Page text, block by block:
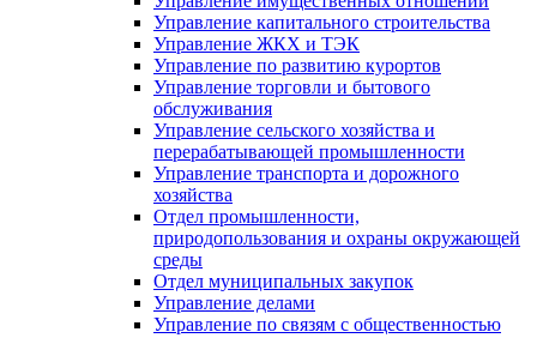
Управление капитального строительства
Управление ЖКХ и ТЭК
Управление по развитию курортов
Управление торговли и бытового
обслуживания
Управление сельского хозяйства и
перерабатывающей промышленности
Управление транспорта и дорожного
хозяйства
Отдел промышленности,
природопользования и охраны окружающей
среды
Отдел муниципальных закупок
Управление делами
Управление по связям с общественностью